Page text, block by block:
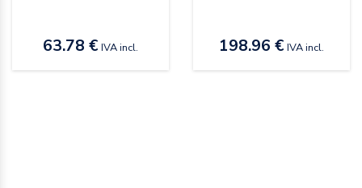
63.78 € IVA incl. 198.96 € IVA incl.